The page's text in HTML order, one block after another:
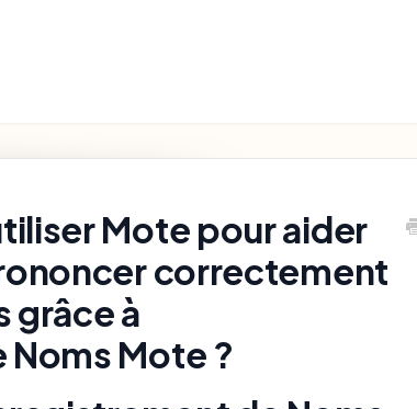
Mote pour aider
correctement
grâce à
Mote ?